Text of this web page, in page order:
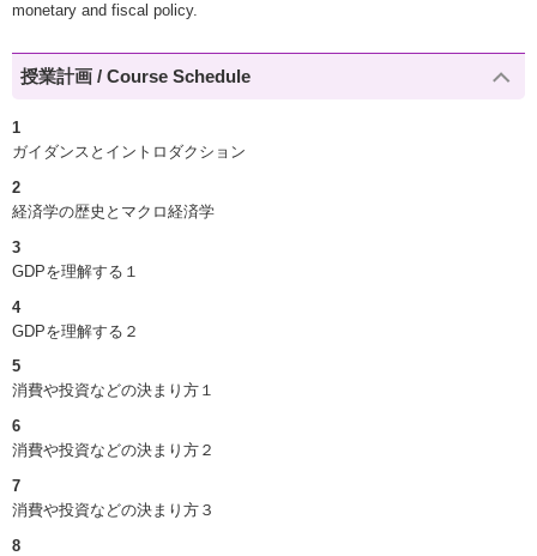
monetary and fiscal policy.
授業計画 / Course Schedule
1
ガイダンスとイントロダクション
2
経済学の歴史とマクロ経済学
3
GDPを理解する１
4
GDPを理解する２
5
消費や投資などの決まり方１
6
消費や投資などの決まり方２
7
消費や投資などの決まり方３
8